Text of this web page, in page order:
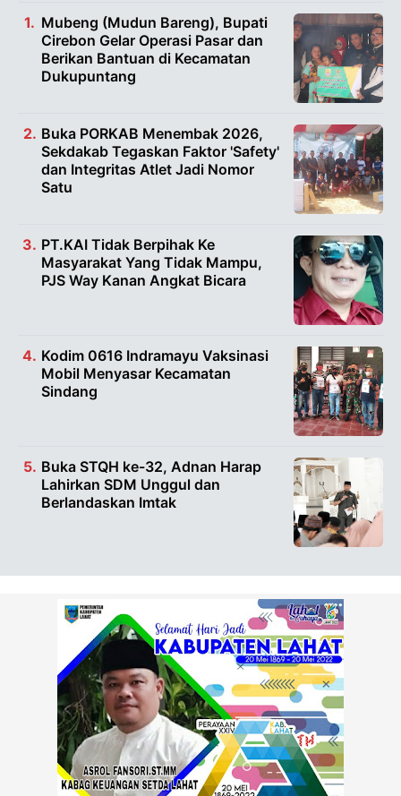
Mubeng (Mudun Bareng), Bupati
Cirebon Gelar Operasi Pasar dan
Berikan Bantuan di Kecamatan
Dukupuntang
Buka PORKAB Menembak 2026,
Sekdakab Tegaskan Faktor 'Safety'
dan Integritas Atlet Jadi Nomor
Satu
PT.KAI Tidak Berpihak Ke
Masyarakat Yang Tidak Mampu,
PJS Way Kanan Angkat Bicara
Kodim 0616 Indramayu Vaksinasi
Mobil Menyasar Kecamatan
Sindang
Buka STQH ke-32, Adnan Harap
Lahirkan SDM Unggul dan
Berlandaskan Imtak